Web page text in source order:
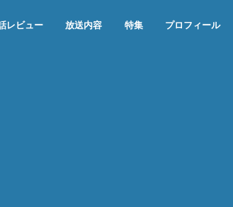
レビュー 放送内容 特集 プロフィール